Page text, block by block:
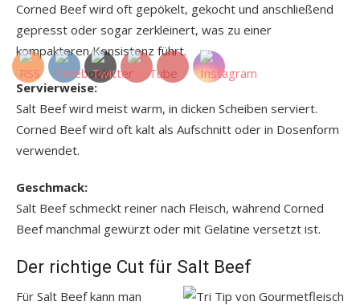
Corned Beef wird oft gepökelt, gekocht und anschließend
gepresst oder sogar zerkleinert, was zu einer
kompakteren Konsistenz führt.
Servierweise:
Salt Beef wird meist warm, in dicken Scheiben serviert.
Corned Beef wird oft kalt als Aufschnitt oder in Dosenform
verwendet.
Geschmack:
Salt Beef schmeckt reiner nach Fleisch, während Corned
Beef manchmal gewürzt oder mit Gelatine versetzt ist.
Der richtige Cut für Salt Beef
Für Salt Beef kann man